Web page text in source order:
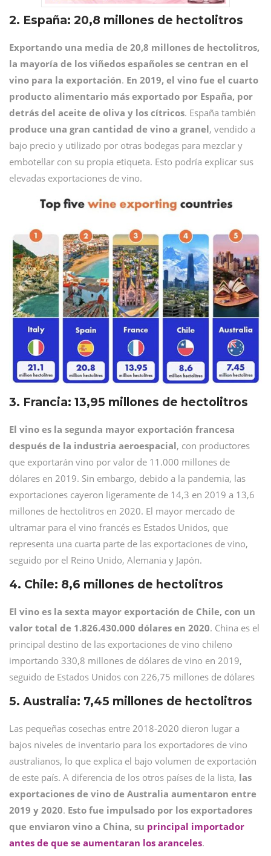
2. España: 20,8 millones de hectolitros
Exportando una media de 20,8 millones de hectolitros,
la mayoría de los viñedos españoles se centran en el
vino para la exportación. En 2019, el vino fue el cuarto
producto alimentario más exportado por España, por
detrás del aceite de oliva y los cítricos. España también
produce una gran cantidad de vino a granel, vendido a
bajo precio y utilizado por otras bodegas para mezclar y
embotellar con su propia etiqueta. Esto podría explicar sus
elevadas exportaciones de vino.
3. Francia: 13,95 millones de hectolitros
El vino es la segunda mayor exportación francesa
después de la industria aeroespacial, con productores
que exportarán vino por valor de 11.000 millones de
dólares en 2019. Sin embargo, debido a la pandemia, las
exportaciones cayeron ligeramente de 14,3 en 2019 a 13,6
millones de hectolitros en 2020. El mayor mercado de
ultramar para el vino francés es Estados Unidos, que
representa una cuarta parte de las exportaciones de vino,
seguido por el Reino Unido, Alemania y Japón.
4. Chile: 8,6 millones de hectolitros
El vino es la sexta mayor exportación de Chile, con un
valor total de 1.826.430.000 dólares en 2020. China es el
principal destino de las exportaciones de vino chileno
importando 330,8 millones de dólares de vino en 2019,
seguido de Estados Unidos con 226,75 millones de dólares
5. Australia: 7,45 millones de hectolitros
Las pequeñas cosechas entre 2018-2020 dieron lugar a
bajos niveles de inventario para los exportadores de vino
australianos, lo que explica el bajo volumen de exportación
de este país. A diferencia de los otros países de la lista, las
exportaciones de vino de Australia aumentaron entre
2019 y 2020. Esto fue impulsado por los exportadores
que enviaron vino a China, su principal importador
antes de que se aumentaran los aranceles.